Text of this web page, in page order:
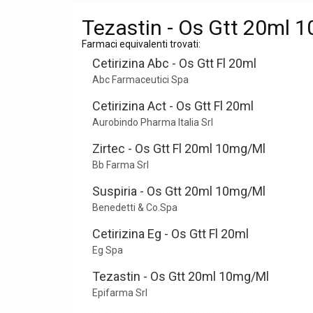
Tezastin - Os Gtt 20ml
Farmaci equivalenti trovati:
Cetirizina Abc - Os Gtt Fl 20ml
Abc Farmaceutici Spa
Cetirizina Act - Os Gtt Fl 20ml
Aurobindo Pharma Italia Srl
Zirtec - Os Gtt Fl 20ml 10mg/Ml
Bb Farma Srl
Suspiria - Os Gtt 20ml 10mg/Ml
Benedetti & Co.Spa
Cetirizina Eg - Os Gtt Fl 20ml
Eg Spa
Tezastin - Os Gtt 20ml 10mg/Ml
Epifarma Srl